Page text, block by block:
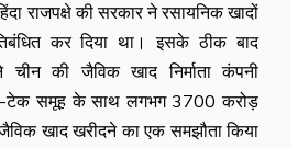
राजपक्षे की सरकार ने रसायनिक खादों
कर दिया था। इसके ठीक बाद
चीन की जैविक खाद निर्माता कंपनी
टेक समूह के साथ लगभग 3700 करोड़
खाद खरीदने का एक समझौता किया